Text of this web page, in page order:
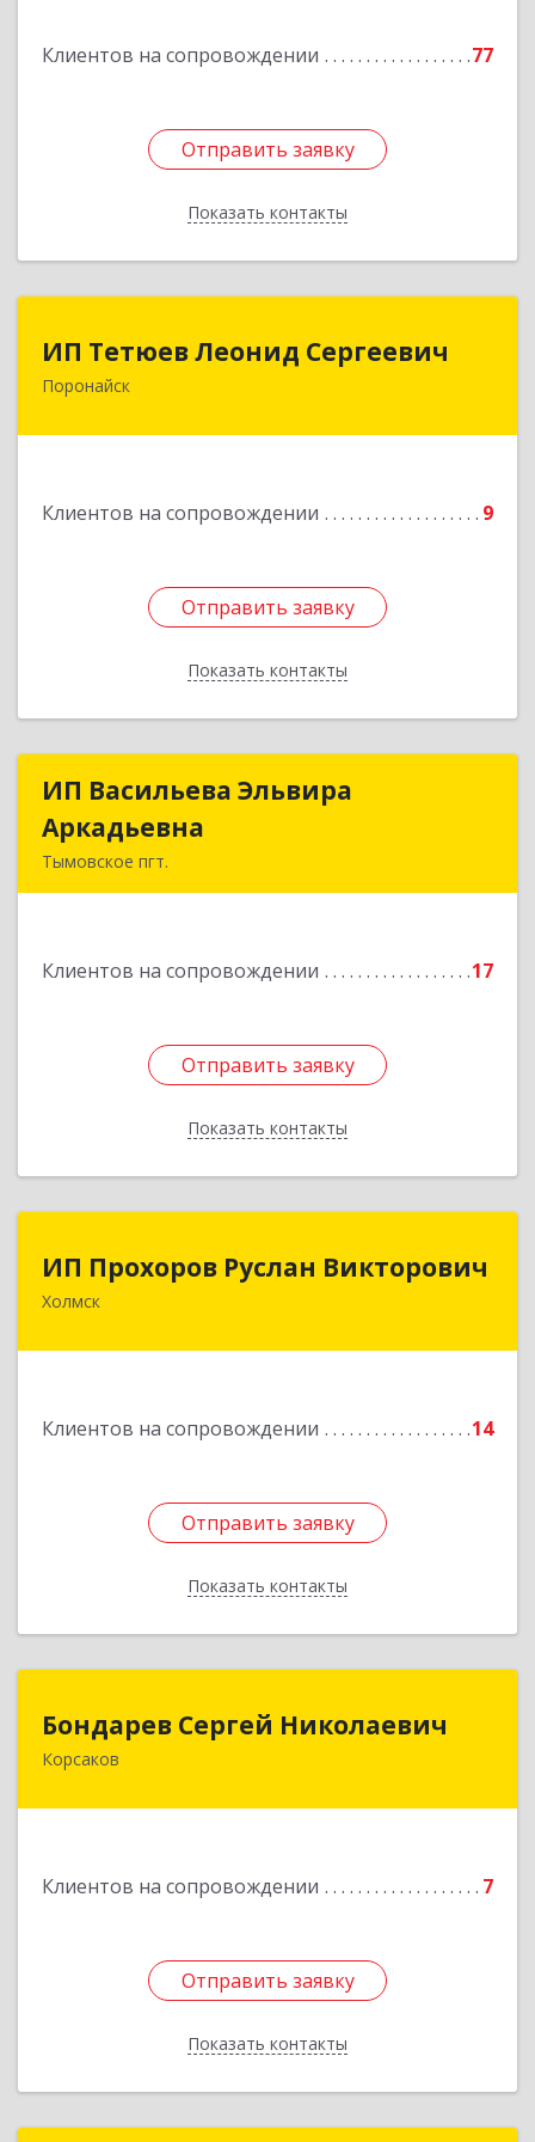
Клиентов на сопровождении 77
Отправить заявку
Показать контакты
Подробнее
Отправить заявку
Назад
ИП Тетюев Леонид Сергеевич
Поронайск
Клиентов на сопровождении 9
Отправить заявку
Показать контакты
694242, Сахалинская обл, Поронайск г, Фрунзе
Отправить заявку
Назад
ИП Васильева Эльвира
Аркадьевна
Тымовское пгт.
Клиентов на сопровождении 17
Отправить заявку
Показать контакты
ИП Васильева Эльвира
Отправить заявку
Назад
ИП Прохоров Руслан Викторович
Холмск
Клиентов на сопровождении 14
Отправить заявку
Показать контакты
694620, Сахалинская обл, Холмский р-н, Холмск
Отправить заявку
Назад
Бондарев Сергей Николаевич
Корсаков
Клиентов на сопровождении 7
Отправить заявку
Показать контакты
Бондарев Сергей Николаевич
Отправить заявку
Назад